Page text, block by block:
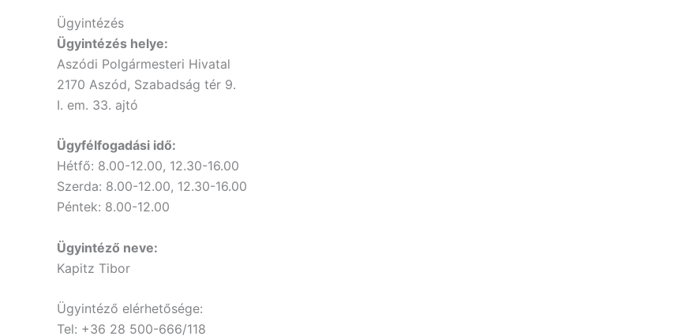
Ügyintézés
Ügyintézés helye:
Aszódi Polgármesteri Hivatal
2170 Aszód, Szabadság tér 9.
I. em. 33. ajtó
Ügyfélfogadási idő:
Hétfő: 8.00-12.00, 12.30-16.00
Szerda: 8.00-12.00, 12.30-16.00
Péntek: 8.00-12.00
Ügyintéző neve:
Kapitz Tibor
Ügyintéző elérhetősége:
Tel: +36 28 500-666/118